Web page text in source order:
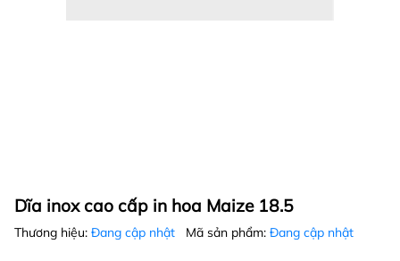
Dĩa inox cao cấp in hoa Maize 18.5
Thương hiệu: Đang cập nhật Mã sản phẩm: Đang cập nhật